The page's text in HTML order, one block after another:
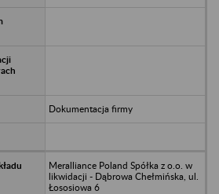
Dokumentacja firmy
Meralliance Poland Spółka z o.o. w
likwidacji - Dąbrowa Chełmińska, ul.
Łososiowa 6